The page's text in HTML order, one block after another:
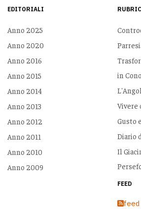
EDITORIALI
Anno 2025
Anno 2020
Anno 2016
Anno 2015
Anno 2014
Anno 2013
Anno 2012
Anno 2011
Anno 2010
Anno 2009
in
Vivere
Gusto
Diario
Il
FEED
feed